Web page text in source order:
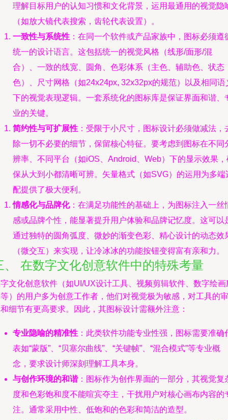
理解目标用户的认知习惯和文化背景，运用最通用的视觉隐
（如放大镜代表搜索，齿轮代表设置）。
一致性与系统性 ：在同一个软件或产品家族中，图标必须遵
统一的设计语言。这包括统一的视觉风格（线形/面形/混
合）、一致的线宽、圆角、色彩体系（主色、辅助色、状态
色）、尺寸网格（如24x24px, 32x32px的规范）以及相同语
下的视觉表现逻辑。一套系统化的图标库是保证界面和谐、
业的关键。
简约性与可扩展性 ：受限于小尺寸，图标设计必须做减法，
除一切不必要的细节，保留核心特征。要考虑到图标在不同
辨率、不同平台（如iOS、Android、Web）下的显示效果，
保从大到小都清晰可辨。矢量格式（如SVG）的运用为多端
配提供了极大便利。
情感化与品牌化：在满足功能性的基础上，为图标注入一丝
感或品牌个性，能显著提升用户体验和品牌记忆度。这可以
通过独特的圆角弧度、微妙的渐变色彩、精心设计的动态效
（微交互）来实现，让冷冰冰的功能按钮变得富有亲和力。
、 在数字文化创意软件中的特殊考量
文化创意软件（如UI/UX设计工具、视频剪辑软件、数字绘画
）的用户多为创意工作者，他们对视觉极为敏感，对工具的审
细节有更高要求。因此，其图标设计需额外注意：
专业隐喻的精准性 ：此类软件功能专业性强，图标需要准确
表如“蒙版”、“贝塞尔曲线”、“关键帧”、“混合模式”等专业概
念，要求设计师深刻理解工具本身。
与创作环境的和谐：图标作为创作界面的一部分，其视觉复
度和色彩饱和度不能喧宾夺主，干扰用户对核心画布内容的
注。通常采用中性、低饱和的色彩和简洁的造型。